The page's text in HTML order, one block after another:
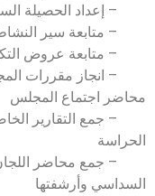
– إعداد الحصيلة
– متابعة سير النشاطات
– متابعة عروض
– انجاز مقررات
محاضر اجتماع المجلس
– جمع التقارير
الحراسة
– جمع محاضر اللجان
السداسي وأرشفتها